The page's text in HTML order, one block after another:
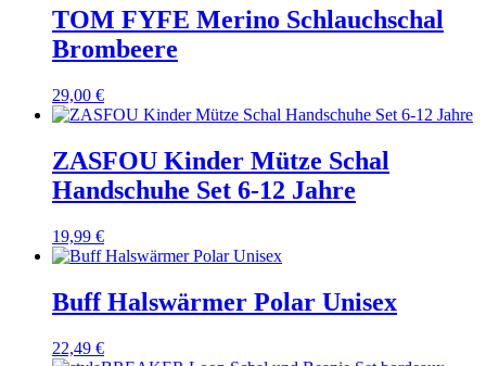
TOM FYFE Merino Schlauchschal
Brombeere
29,00 €
ZASFOU Kinder Mütze Schal
Handschuhe Set 6-12 Jahre
19,99 €
Buff Halswärmer Polar Unisex
22,49 €